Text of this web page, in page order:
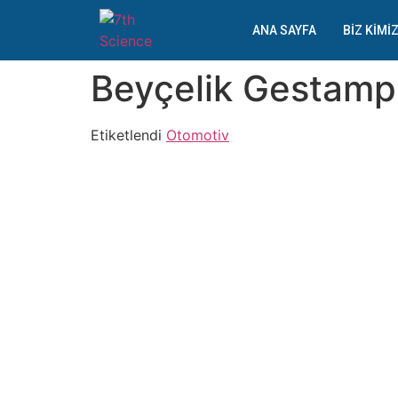
ANA SAYFA BIZ
Beyçelik Gestamp
Etiketlendi Otomotiv